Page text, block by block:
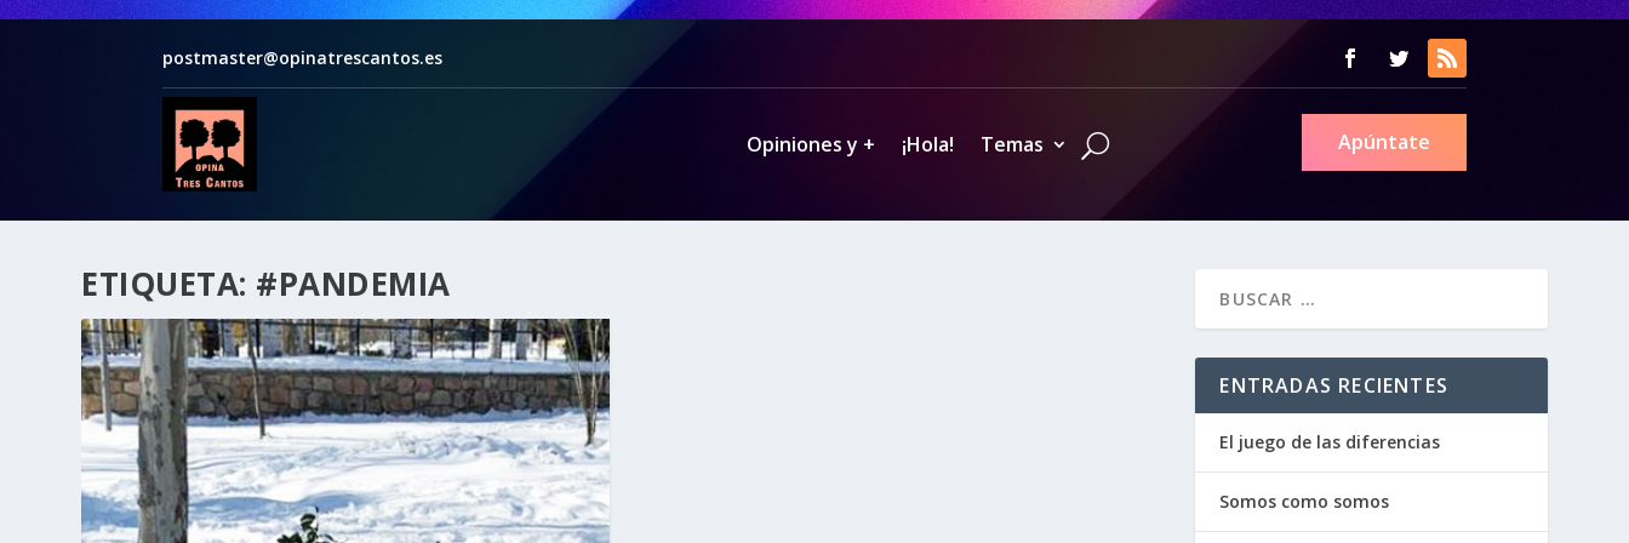
postmaster@opinatrescantos.es
Opiniones y + ¡Hola! Temas Apúntate
ETIQUETA: #PANDEMIA
ENTRADAS RECIENTES
El juego de las diferencias
Somos como somos